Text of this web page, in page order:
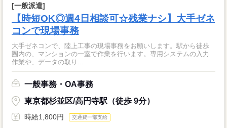
[一般派遣]
【時短OK◎週4日相談可☆残業ナシ】大手ゼネ
コンで現場事務
大手ゼネコンで、陸上工事の現場事務をお願いします。駅から徒歩
圏内の、マンションの一室で作業を行います。専用システムの入力
作業や、データの取り...
一般事務・OA事務
東京都杉並区/高円寺駅（徒歩 9分）
時給1,800円 交通費一部支給